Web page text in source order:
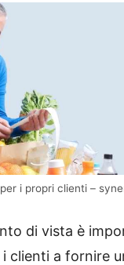
i propri clienti –
di vista è
clienti a fornire